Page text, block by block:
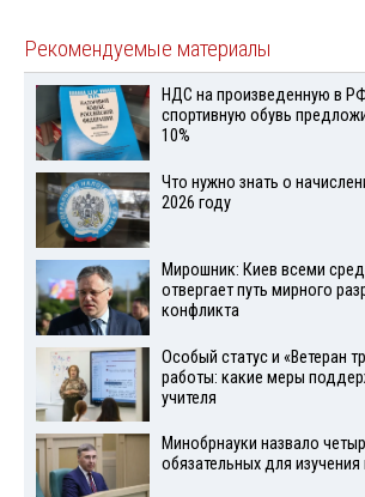
Рекомендуемые материалы
НДС на произведенную в
спортивную обувь
10%
Что нужно знать о
2026 году
Мирошник: Киев всеми
отвергает путь мирного
конфликта
Особый статус и «Ветеран
работы: какие меры
учителя
Минобрнауки назвало
обязательных для изучения